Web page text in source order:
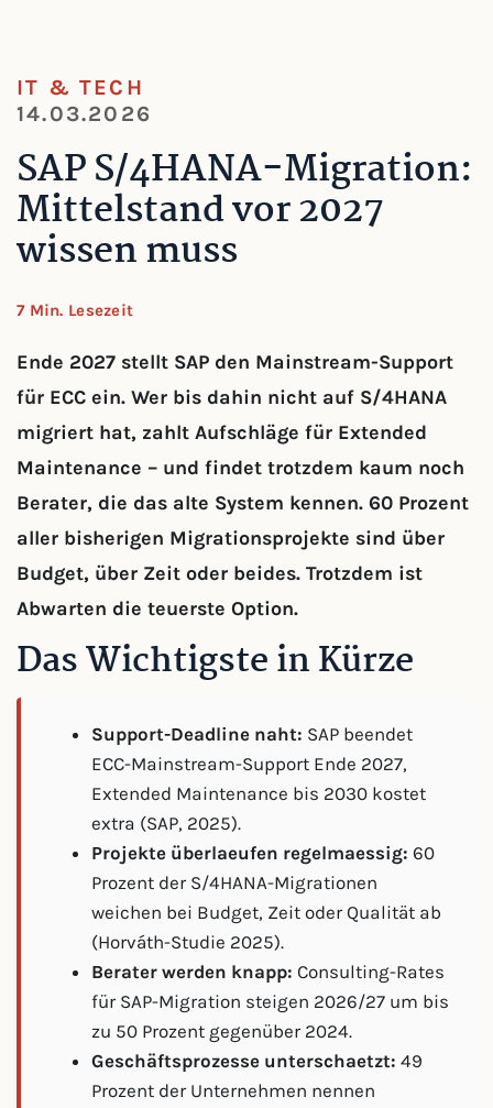
IT & TECH
14.03.2026
SAP S/4HANA-Migration:
Mittelstand vor 2027
wissen muss
7 Min. Lesezeit
Ende 2027 stellt SAP den Mainstream-Support
für ECC ein. Wer bis dahin nicht auf S/4HANA
migriert hat, zahlt Aufschläge für Extended
Maintenance – und findet trotzdem kaum noch
Berater, die das alte System kennen. 60 Prozent
aller bisherigen Migrationsprojekte sind über
Budget, über Zeit oder beides. Trotzdem ist
Abwarten die teuerste Option.
Das Wichtigste in Kürze
Support-Deadline naht: SAP beendet
ECC-Mainstream-Support Ende 2027,
Extended Maintenance bis 2030 kostet
extra (SAP, 2025).
Projekte überlaeufen regelmaessig: 60
Prozent der S/4HANA-Migrationen
weichen bei Budget, Zeit oder Qualität ab
(Horváth-Studie 2025).
Berater werden knapp: Consulting-Rates
für SAP-Migration steigen 2026/27 um bis
zu 50 Prozent gegenüber 2024.
Geschäftsprozesse unterschaetzt: 49
Prozent der Unternehmen nennen